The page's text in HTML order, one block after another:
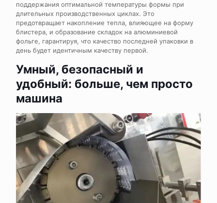
поддержания оптимальной температуры формы при
длительных производственных циклах. Это
предотвращает накопление тепла, влияющее на форму
блистера, и образование складок на алюминиевой
фольге, гарантируя, что качество последней упаковки в
день будет идентичным качеству первой.
Умный, безопасный и
удобный: больше, чем просто
машина